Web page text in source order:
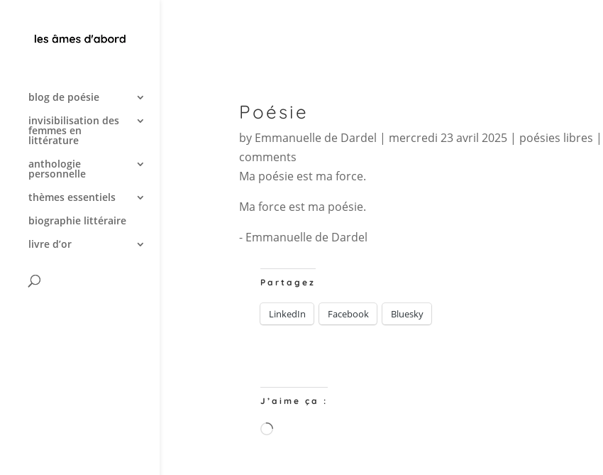
blog de poésie
invisibilisation des
femmes en
littérature
anthologie
personnelle
thèmes essentiels
biographie littéraire
livre d’or
Poésie
by Emmanuelle de Dardel | mercredi 23 avril 2025| poésies libres |
comments
Ma poésie est ma force.
Ma force est ma poésie.
- Emmanuelle de Dardel
Partagez
LinkedIn Facebook Bluesky
J’aime ça :
Chargement…